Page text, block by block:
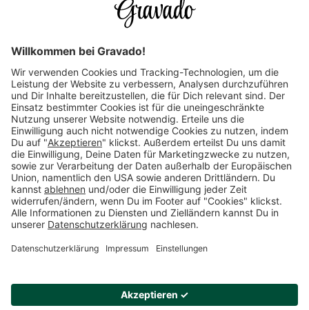
Über uns
Versandarten
Länderauswahl
Zahlungsarten
Mehr Inspirationen finden:
Datenschutz AGB Impressum
Widerrufsrecht
Cookies
Vertrag widerrufen